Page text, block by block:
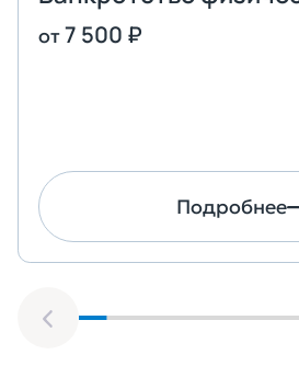
от7 500 ₽
Подробнее